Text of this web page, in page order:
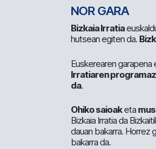
NOR GARA
Bizkaia Irratia
hutsean egiten da.
Euskerearen garapena
Irratiaren
da.
Ohiko saioaketa
Bizkaia Irratia da
dauan bakarra. Horrez
bakarra da.